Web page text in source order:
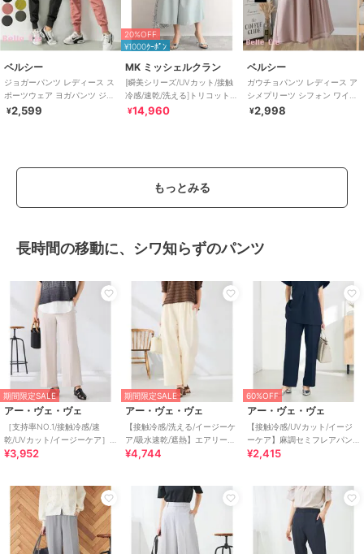
ベルシー
ジョガーパンツ レディース ス
ポーツウェア ヨガパンツ ジム
ウェア ナイロンパンツ 大きい
¥2,599
20%OFF
¥1000ｸｰﾎﾟﾝ
MK ミッシェルクラン
[瞬美シリーズ/UVカット/接触
冷感/速乾/洗える]トリコット
ワイドクロップドパンツ
¥14,960
ベルシー
ガウチョパンツ レディース ア
シメプリーツ シフォン ワイド
パンツ スカーチョ 春夏 黒
¥2,998
もっとみる
長時間の移動に、シワ知らずのパンツ
期間限定SALE
アー・ヴェ・ヴェ
［支持率NO.1/接触冷感/速
乾/UVカット/イージーケア］
スッキリ見えストレートパン
¥3,952
期間限定SALE
アー・ヴェ・ヴェ
【接触冷感/洗える/イージーケ
ア/吸水速乾/遮熱】エアリーワ
イドパンツ
¥4,744
60%OFF
アー・ヴェ・ヴェ
【接触冷感/UVカット/イージ
ーケア】麻調セミフレアパン
ツ
¥2,415